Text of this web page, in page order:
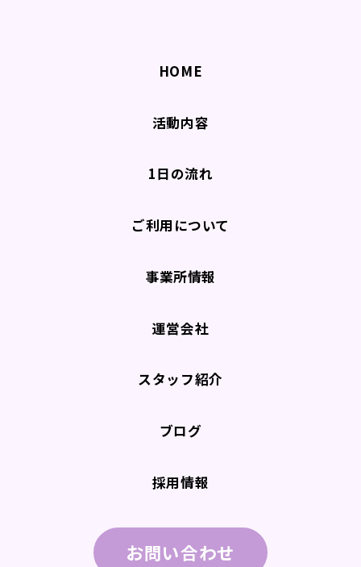
HOME
活動内容
1日の流れ
ご利用について
事業所情報
運営会社
スタッフ紹介
ブログ
採用情報
お問い合わせ